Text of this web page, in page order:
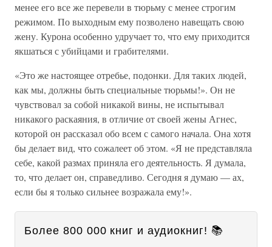
менее его все же перевели в тюрьму с менее строгим
режимом. По выходным ему позволено навещать свою
жену. Курона особенно удручает то, что ему приходится
якшаться с убийцами и грабителями.
«Это же настоящее отребье, подонки. Для таких людей,
как мы, должны быть специальные тюрьмы!». Он не
чувствовал за собой никакой вины, не испытывал
никакого раскаяния, в отличие от своей жены Агнес,
которой он рассказал обо всем с самого начала. Она хотя
бы делает вид, что сожалеет об этом. «Я не представляла
себе, какой размах приняла его деятельность. Я думала,
то, что делает он, справедливо. Сегодня я думаю — ах,
если бы я только сильнее возражала ему!».
Более 800 000 книг и аудиокниг! 📚